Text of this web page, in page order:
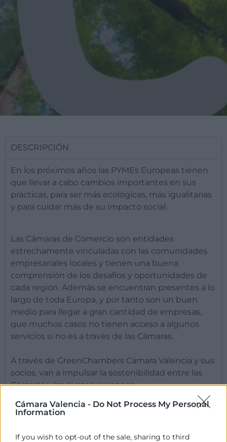
Cámara Valencia - Do Not Process My Personal
Information
If you wish to opt-out of the sale, sharing to third
DESCRIPCIÓN
​En los próximos años las PYMEs Europeas tienen
que llevar a cabo cambios importantes en sus
prácticas, para ser más ecológicas, más igualitarias
y para cuidar más de su impacto social.
Las Cámaras de Comercio son entidades
estrechamente vinculadas con las comunidades
empresariales locales y tienen una buena
comprensión de los desafíos y oportunidades de
cada región. Además se encuentran presentes a lo
largo de toda Europa, y por tanto son un buen
medio para llegar a gran cantidad de empresas,
que muchos casos no tienen acceso a algunos
servicios si no es a través de las Cámaras.
A través de GreenChambers Cámara Valencia y sus
socios, van a impulsar la sostenibilidad entre las
Cámaras y las pymes europeas.
ACTIVIDADES